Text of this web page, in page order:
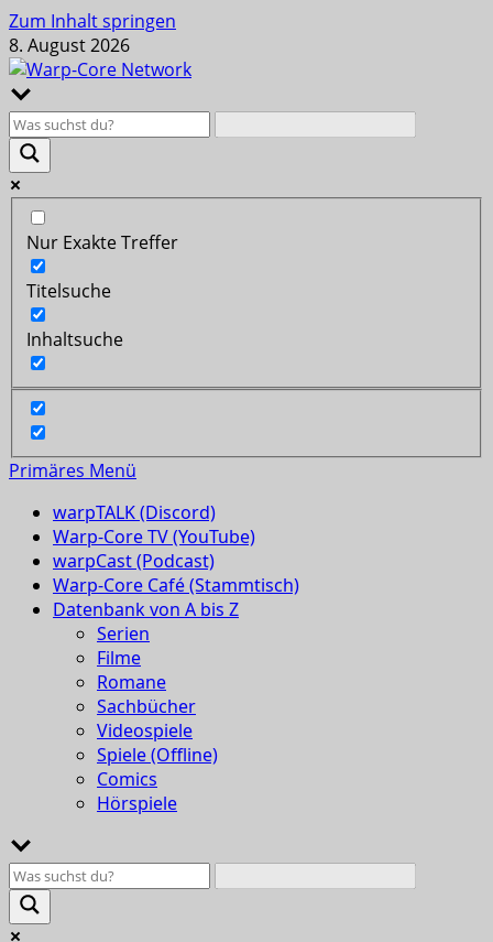
Zum Inhalt springen
8. August 2026
Nur Exakte Treffer
Titelsuche
Inhaltsuche
Primäres Menü
warpTALK (Discord)
Warp-Core TV (YouTube)
warpCast (Podcast)
Warp-Core Café (Stammtisch)
Datenbank von A bis Z
Serien
Filme
Romane
Sachbücher
Videospiele
Spiele (Offline)
Comics
Hörspiele